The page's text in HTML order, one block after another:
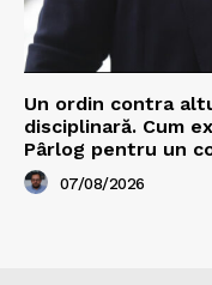
Un ordin contra
disciplinară. Cum
Pârlog pentru un
07/08/2026